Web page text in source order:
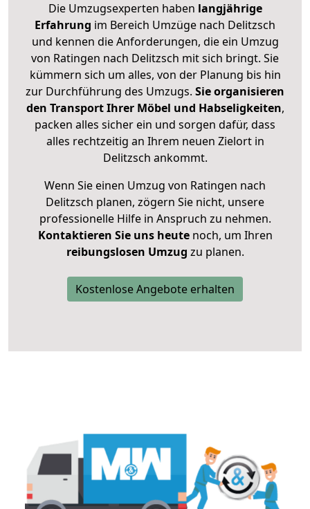
Die Umzugsexperten haben langjährige
Erfahrung im Bereich Umzüge nach Delitzsch
und kennen die Anforderungen, die ein Umzug
von Ratingen nach Delitzsch mit sich bringt. Sie
kümmern sich um alles, von der Planung bis hin
zur Durchführung des Umzugs. Sie organisieren
den Transport Ihrer Möbel und Habseligkeiten,
packen alles sicher ein und sorgen dafür, dass
alles rechtzeitig an Ihrem neuen Zielort in
Delitzsch ankommt.
Wenn Sie einen Umzug von Ratingen nach
Delitzsch planen, zögern Sie nicht, unsere
professionelle Hilfe in Anspruch zu nehmen.
Kontaktieren Sie uns heutenoch, um Ihren
reibungslosen Umzug zu planen.
Kostenlose Angebote erhalten